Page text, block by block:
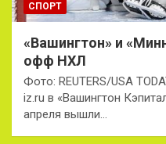
СПОРТ
«Вашингтон» и
офф НХЛ
Фото: REUTERS/USA
iz.ru в «Вашингтон
апреля вышли…